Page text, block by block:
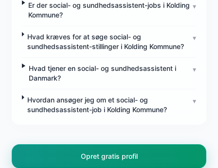
Er der social- og sundhedsassistent-jobs i Kolding
Kommune?
▾
Hvad kræves for at søge social- og
sundhedsassistent-stillinger i Kolding Kommune?
▾
Hvad tjener en social- og sundhedsassistent i
Danmark?
▾
Hvordan ansøger jeg om et social- og
sundhedsassistent-job i Kolding Kommune?
▾
Opret gratis profil